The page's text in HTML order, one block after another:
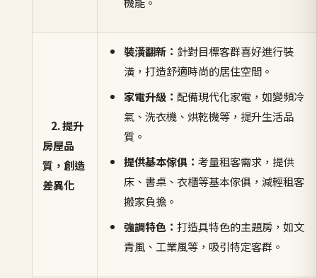
2. 提升
房屋品
質，創造
差異化
裝潢翻新： 針對目標客群喜好進行裝
潢，打造舒適時尚的居住空間。
家電升級： 配備現代化家電，如變頻冷
氣、洗衣機、烘乾機等，提升生活品
質。
提供基本傢俱： 考量租客需求，提供
床、書桌、衣櫃等基本傢俱，減輕租客
搬家負擔。
強調特色： 打造具特色的主題房，如文
青風、工業風等，吸引特定客群。